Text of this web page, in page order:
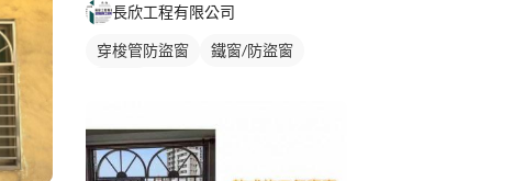
長欣工程有限公司
穿梭管防盜窗
鐵窗/防盜窗